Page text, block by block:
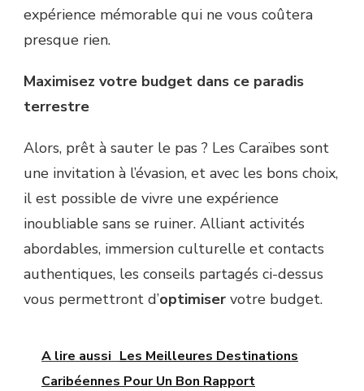
expérience mémorable qui ne vous coûtera
presque rien.
Maximisez votre budget dans ce paradis
terrestre
Alors, prêt à sauter le pas ? Les Caraïbes sont
une invitation à l’évasion, et avec les bons choix,
il est possible de vivre une expérience
inoubliable sans se ruiner. Alliant activités
abordables, immersion culturelle et contacts
authentiques, les conseils partagés ci-dessus
vous permettront d’optimiser votre budget.
A lire aussi Les Meilleures Destinations
Caribéennes Pour Un Bon Rapport